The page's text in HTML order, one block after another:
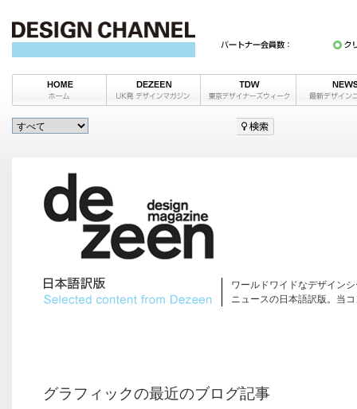
ワールドワイドなデザイン
ニュースの日本語訳版。当
グラフィックの最近のブログ記事